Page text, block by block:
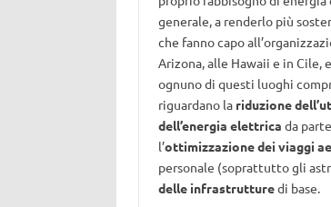
generale, a renderlo più
che fanno capo
Arizona, alle Hawaii e in Cile,
ognuno di questi luoghi
riguardano la riduzione
dell’energia elettrica da
l’ottimizzazione dei viaggi
personale (soprattutto gli
delle infrastrutturedi base.